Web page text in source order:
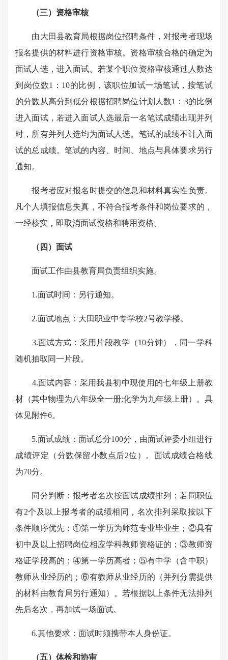
（三）资格审核
由大田县教育局根据岗位招聘条件，对报考者现场
报名提供的材料进行资格审核。资格审核合格的确定为
面试人选，进入面试。 若某个职位资格审核通过人数达
到岗位数1：10的比例，该职位加试一场笔试，按笔试
的分数从高分到低分根据招聘岗位计划人数1：3的比例
进入面试，若进入面试人选最后一名笔试成绩出现并列
时，所有并列人选均为面试人选。笔试的成绩不计入面
试的总成绩。笔试的内容、时间、地点与具体要求另行
通知。
报考者应对报名时提交的信息和材料真实性负责。
凡个人填报信息失真，不符合报考条件和岗位要求的，
一经核实，即取消面试资格和聘用资格。
（四）面试
面试工作由县教育局负责组织实施。
1.面试时间：另行通知。
2.面试地点：大田职业中专学校2号教学楼。
3.面试方式：采用片段教学（10分钟），同一学科
随机抽取同一片段。
4.面试内容：采用我县初中现使用的七年级上册教
材（其中物理为八年级全一册;化学为九年级上册）。具
体见附件6。
5.面试成绩： 面试总分100分，由面试评委小组进行
成绩评定（分数保留小数点后2位）。面试成绩合格线
为70分。
同分判断：报考者名次按面试成绩排列；若同职位
有2个及以上报考者的成绩相同， 名次排列采取按以下
条件顺序优先：①第一学历为师范专业毕业生；②具有
初中及以上招聘岗位相应学科教师资格证的；③教师资
格证学段高的；④第一学历高者；⑤有中学（含中职）
教师从业经历的；⑥有教师从业经历的（并列分需提供
的材料由教育局另行通知）。若根据以上条件无法排列
先后名次，再加试一场面试。
6.其他要求：面试时须携带本人 身份证。
（五）体检和协审